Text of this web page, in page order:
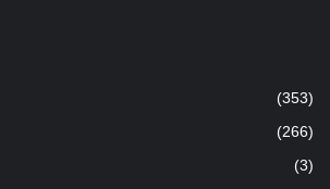
(353)
(266)
(3)